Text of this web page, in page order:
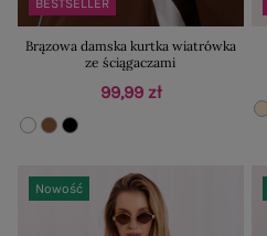
Brązowa damska kurtka wiatrówka
ze ściągaczami
99,99 zł
Nowość